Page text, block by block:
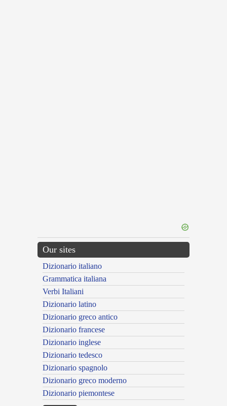
Our sites
Dizionario italiano
Grammatica italiana
Verbi Italiani
Dizionario latino
Dizionario greco antico
Dizionario francese
Dizionario inglese
Dizionario tedesco
Dizionario spagnolo
Dizionario greco moderno
Dizionario piemontese